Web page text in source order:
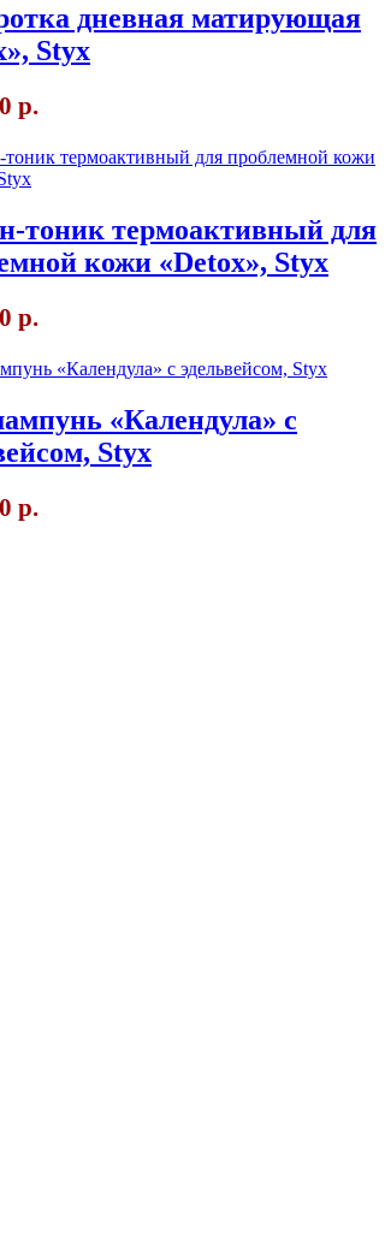
дневная матирующая
Styx
р.
тоник термоактивный для
кожи «Detox», Styx
р.
«Календула» с
Styx
р.